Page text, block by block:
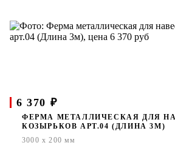
6 370 ₽
ФЕРМА МЕТАЛЛИЧЕСКАЯ ДЛЯ
КОЗЫРЬКОВ АРТ.04 (ДЛИНА 3М)
3000 x 200 мм